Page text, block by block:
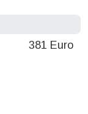
381 Euro